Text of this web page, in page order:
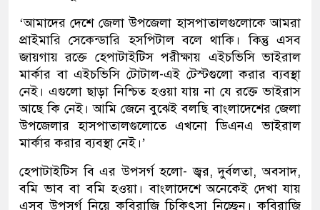
‘আমাদের দেশে জেলা উপজেলা হাসপাতালগুলোকে আমরা
প্রাইমারি সেকেন্ডারি হসপিটাল বলে থাকি। কিন্তু এসব
জায়গায় রক্তে হেপাটাইটিস পরীক্ষায় এইচভিসি ভাইরাল
মার্কার বা এইচভিসি টোটাল-এই টেস্টগুলো করার ব্যবস্থা
নেই। এগুলো ছাড়া নিশ্চিত হওয়া যায় না যে রক্তে ভাইরাস
আছে কি নেই। আমি জেনে বুঝেই বলছি বাংলাদেশের জেলা
উপজেলার হাসপাতালগুলোতে এখনো ডিএনএ ভাইরাল
মার্কার করার ব্যবস্থা নেই।’
হেপাটাইটিস বি এর উপসর্গ হলো- জ্বর, দুর্বলতা, অবসাদ,
বমি ভাব বা বমি হওয়া। বাংলাদেশে অনেকেই দেখা যায়
এসব উপসর্গ নিয়ে কবিরাজি চিকিৎসা নিচ্ছেন। কবিরাজি